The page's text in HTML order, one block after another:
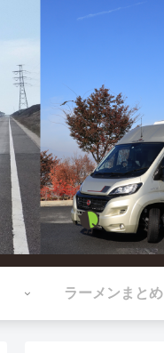
ラーメンまとめ